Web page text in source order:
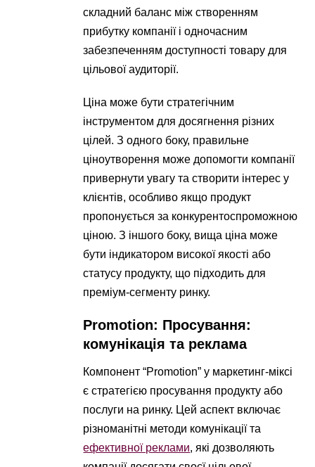
складний баланс між створенням
прибутку компанії і одночасним
забезпеченням доступності товару для
цільової аудиторії.
Ціна може бути стратегічним
інструментом для досягнення різних
цілей. З одного боку, правильне
ціноутворення може допомогти компанії
привернути увагу та створити інтерес у
клієнтів, особливо якщо продукт
пропонується за конкурентоспроможною
ціною. З іншого боку, вища ціна може
бути індикатором високої якості або
статусу продукту, що підходить для
преміум-сегменту ринку.
Promotion: Просування:
комунікація та реклама
Компонент “Promotion” у маркетинг-міксі
є стратегією просування продукту або
послуги на ринку. Цей аспект включає
різноманітні методи комунікації та
ефективної реклами, які дозволяють